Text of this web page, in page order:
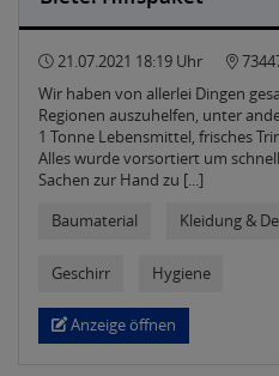
21.07.2021 18:19 Uhr
Wir haben von allerlei Dingen
Regionen auszuhelfen, unter
1 Tonne Lebensmittel, frisches
Alles wurde vorsortiert um
Sachen zur Hand zu [...]
Baumaterial
Kleidung &
Geschirr Hygiene
Anzeige öffnen